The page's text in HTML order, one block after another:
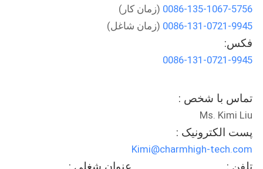
کنترل
کیفیت
ما
تماس
بگیرید
0086-135-1067-5756 (زمان کار)
0086-131-0721-9945 (زمان شاغل)
فکس:
0086-131-0721-9945
تماس با شخص :
Ms. Kimi Liu
پست الکترونیک :
Kimi@charmhigh-tech.com